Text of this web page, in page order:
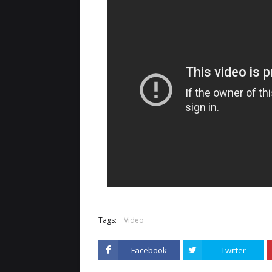
Tags: Video
Facebook Twitter